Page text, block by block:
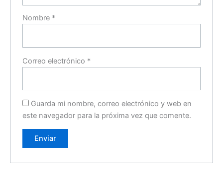
Nombre *
Correo electrónico *
Guarda mi nombre, correo electrónico y web en
este navegador para la próxima vez que comente.